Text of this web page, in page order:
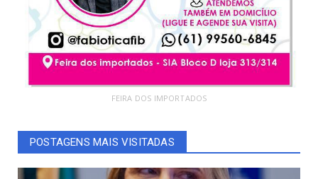
FEIRA DOS IMPORTADOS
POSTAGENS MAIS VISITADAS